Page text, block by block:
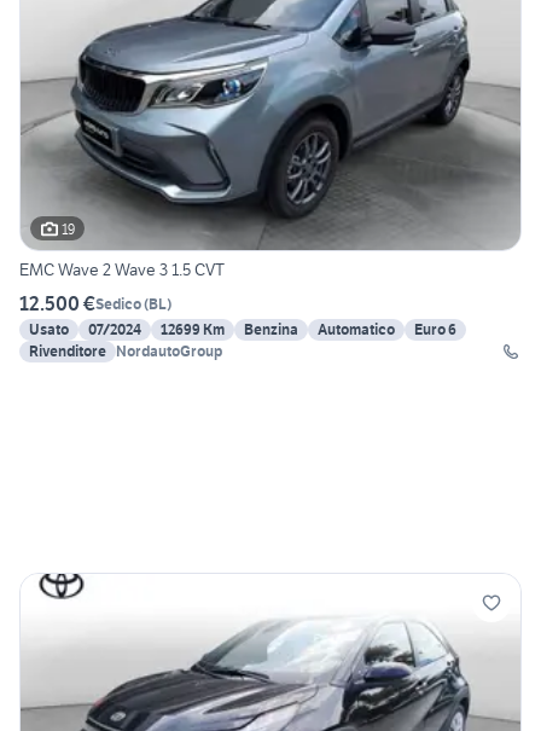
19
EMC Wave 2 Wave 3 1.5 CVT
12.500 €Sedico(BL)
Usato
07/2024 12699 Km Benzina Automatico
Euro 6
Rivenditore NordautoGroup